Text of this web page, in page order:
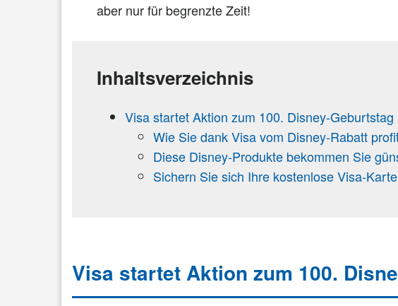
aber nur für begrenzte Zeit!
Inhaltsverzeichnis
Visa startet Aktion zum 100. Disney-Geburtstag
Wie Sie dank Visa vom Disney-Rabatt
Diese Disney-Produkte bekommen Sie
Sichern Sie sich Ihre kostenlose Visa-Karte
Visa startet Aktion zum 100.